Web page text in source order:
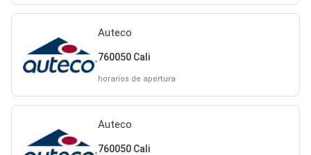
Auteco
760050 Cali
horarios de apertura
Auteco
760050 Cali